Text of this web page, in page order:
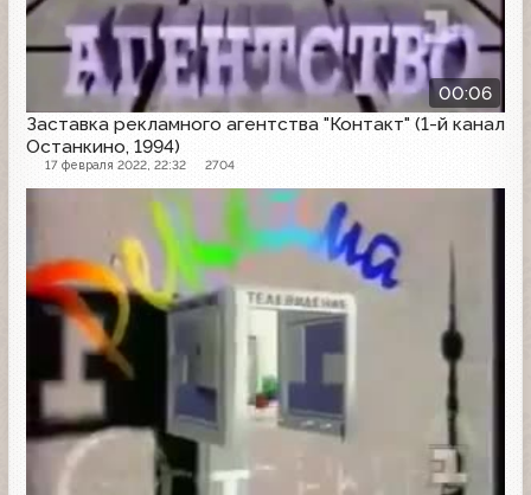
00:06
Заставка рекламного агентства "Контакт" (1-й канал
Останкино, 1994)
17 февраля 2022, 22:32 2704
Рекламная заставка